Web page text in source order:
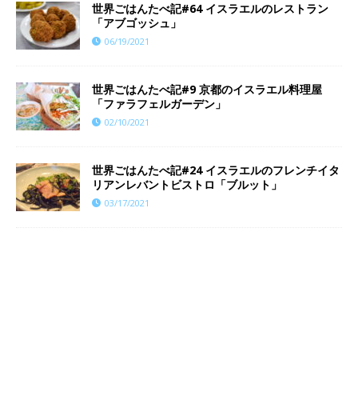
世界ごはんたべ記#64 イスラエルのレストラン
「アブゴッシュ」
06/19/2021
世界ごはんたべ記#9 京都のイスラエル料理屋
「ファラフェルガーデン」
02/10/2021
世界ごはんたべ記#24 イスラエルのフレンチイタ
リアンレバントビストロ「ブルット」
03/17/2021